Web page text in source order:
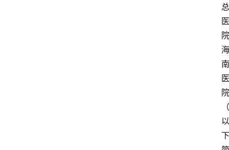
总
医
院
海
南
医
院
（
以
下